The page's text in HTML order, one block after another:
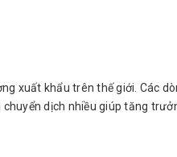
xuất khẩu trên thế giới. Các
dịch nhiều giúp tăng